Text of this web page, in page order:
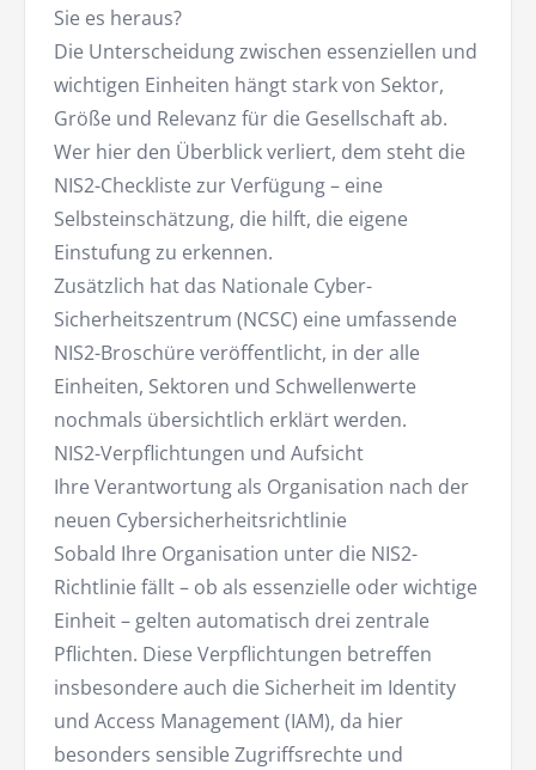
Sie es heraus?
Die Unterscheidung zwischen essenziellen und
wichtigen Einheiten hängt stark von Sektor,
Größe und Relevanz für die Gesellschaft ab.
Wer hier den Überblick verliert, dem steht die
NIS2-Checkliste zur Verfügung – eine
Selbsteinschätzung, die hilft, die eigene
Einstufung zu erkennen.
Zusätzlich hat das Nationale Cyber-
Sicherheitszentrum (NCSC) eine umfassende
NIS2-Broschüre veröffentlicht, in der alle
Einheiten, Sektoren und Schwellenwerte
nochmals übersichtlich erklärt werden.
NIS2-Verpflichtungen und Aufsicht
Ihre Verantwortung als Organisation nach der
neuen Cybersicherheitsrichtlinie
Sobald Ihre Organisation unter die NIS2-
Richtlinie fällt – ob als essenzielle oder wichtige
Einheit – gelten automatisch drei zentrale
Pflichten. Diese Verpflichtungen betreffen
insbesondere auch die Sicherheit im Identity
und Access Management (IAM), da hier
besonders sensible Zugriffsrechte und